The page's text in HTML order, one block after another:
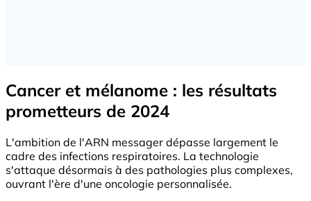
Cancer et mélanome : les résultats
prometteurs de 2024
L'ambition de l'ARN messager dépasse largement le
cadre des infections respiratoires. La technologie
s'attaque désormais à des pathologies plus complexes,
ouvrant l'ère d'une oncologie personnalisée.